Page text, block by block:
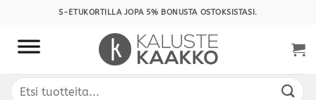
content
S-ETUKORTILLA JOPA 5% BONUSTA OSTOKSISTASI.
Etsi: